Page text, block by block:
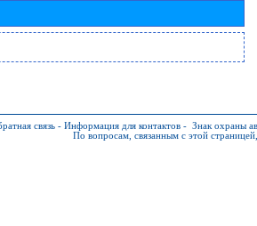
связь - Информация для контактов - Знак охраны
По вопросам, связанным с этой